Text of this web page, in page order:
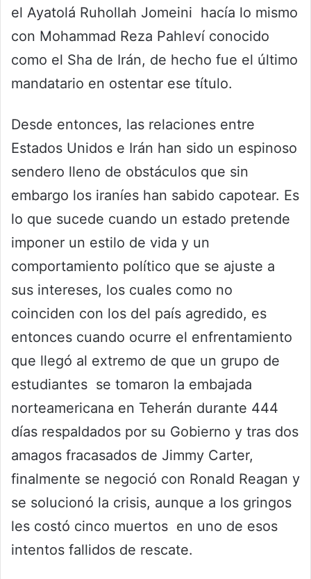
el Ayatolá Ruhollah Jomeini hacía lo mismo
con Mohammad Reza Pahleví conocido
como el Sha de Irán, de hecho fue el último
mandatario en ostentar ese título.
Desde entonces, las relaciones entre
Estados Unidos e Irán han sido un espinoso
sendero lleno de obstáculos que sin
embargo los iraníes han sabido capotear. Es
lo que sucede cuando un estado pretende
imponer un estilo de vida y un
comportamiento político que se ajuste a
sus intereses, los cuales como no
coinciden con los del país agredido, es
entonces cuando ocurre el enfrentamiento
que llegó al extremo de que un grupo de
estudiantes se tomaron la embajada
norteamericana en Teherán durante 444
días respaldados por su Gobierno y tras dos
amagos fracasados de Jimmy Carter,
finalmente se negoció con Ronald Reagan y
se solucionó la crisis, aunque a los gringos
les costó cinco muertos en uno de esos
intentos fallidos de rescate.